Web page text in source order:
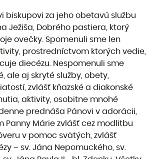
biskupovi za jeho obetavú službu
Ježiša, Dobrého pastiera, ktorý
ovečky. Spomenuli sme len
prostredníctvom ktorých vedie,
diecézu. Nespomenuli sme
ale aj skryté služby, obety,
zvlášť kňazské a diakonské
aktivity, osobitne mnohé
prednáša Pánovi v adorácii,
Panny Márie zvlášť cez modlitbu
v pomoc svätých, zvlášť
– sv. Jána Nepomuckého, sv.